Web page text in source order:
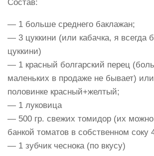
Состав:
— 1 больше среднего баклажан;
— 3 цуккини (или кабачка, я всегда
цуккини)
— 1 красный болгарский перец
маленьких в продаже не бывает)
половинке красный+желтый;
— 1 луковица
— 500 гр. свежих томидор (их
банкой томатов в собственном соку
— 1 зубчик чеснока (по вкусу)